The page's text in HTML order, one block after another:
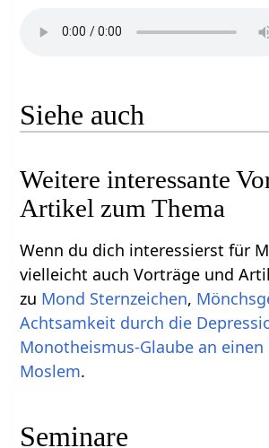
Siehe auch
Weitere interessante
Artikel zum Thema
Wenn du dich interessierst für
vielleicht auch Vorträge und
zu Mond Sternzeichen,
Achtsamkeit durch die
Monotheismus-Glaube an einen
Moslem.
Seminare